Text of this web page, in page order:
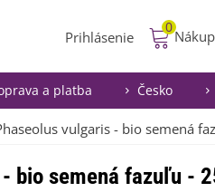
Prihlásenie
0
a platba Česko
vulgaris - bio semená
bio semená fazuľu -